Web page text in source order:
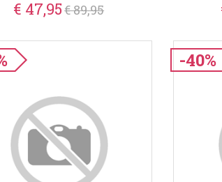
€ 47,95€ 89,95
-40%